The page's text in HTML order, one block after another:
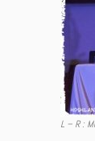
L – R :